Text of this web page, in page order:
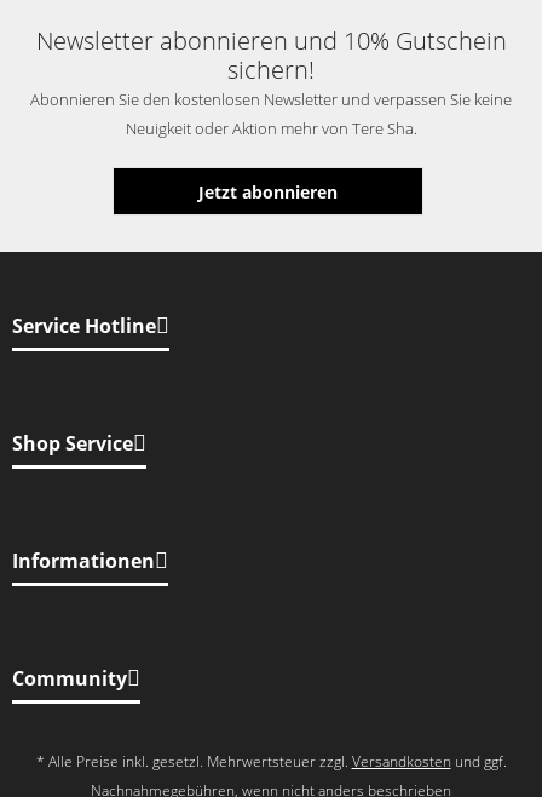
Newsletter abonnieren und 10% Gutschein
sichern!
Abonnieren Sie den kostenlosen Newsletter und verpassen Sie keine
Neuigkeit oder Aktion mehr von Tere Sha.
Jetzt abonnieren
Service Hotline
Shop Service
Informationen
Community
* Alle Preise inkl. gesetzl. Mehrwertsteuer zzgl. Versandkosten und ggf.
Nachnahmegebühren, wenn nicht anders beschrieben